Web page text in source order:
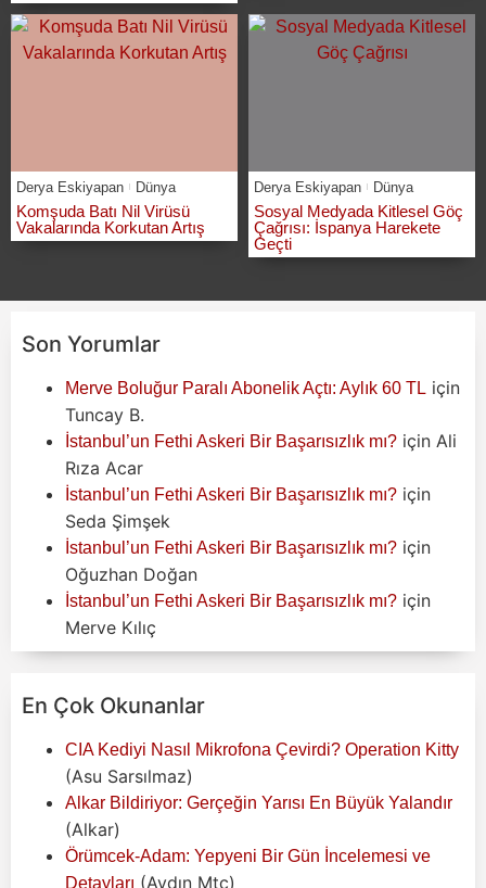
Derya Eskiyapan Dünya
Komşuda Batı Nil Virüsü
Vakalarında Korkutan Artış
Derya Eskiyapan Dünya
Sosyal Medyada Kitlesel Göç
Çağrısı: İspanya Harekete
Geçti
Son Yorumlar
Merve Boluğur Paralı Abonelik Açtı: Aylık 60 TL için
Tuncay B.
İstanbul’un Fethi Askeri Bir Başarısızlık mı? için Ali
Rıza Acar
İstanbul’un Fethi Askeri Bir Başarısızlık mı? için
Seda Şimşek
İstanbul’un Fethi Askeri Bir Başarısızlık mı? için
Oğuzhan Doğan
İstanbul’un Fethi Askeri Bir Başarısızlık mı? için
Merve Kılıç
En Çok Okunanlar
CIA Kediyi Nasıl Mikrofona Çevirdi? Operation Kitty
(Asu Sarsılmaz)
Alkar Bildiriyor: Gerçeğin Yarısı En Büyük Yalandır
(Alkar)
Örümcek-Adam: Yepyeni Bir Gün İncelemesi ve
Detayları (Aydın Mtc)